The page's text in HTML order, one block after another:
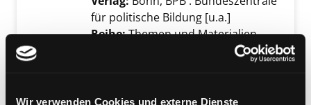
Wir verwenden Cookies und externe Dienste
für politische Bildung [u.a.]
Reihe:Themen und Materialien